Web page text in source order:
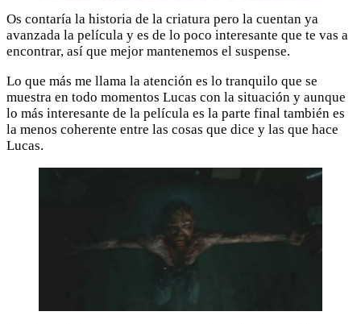
Os contaría la historia de la criatura pero la cuentan ya
avanzada la película y es de lo poco interesante que te vas a
encontrar, así que mejor mantenemos el suspense.
Lo que más me llama la atención es lo tranquilo que se
muestra en todo momentos Lucas con la situación y aunque
lo más interesante de la película es la parte final también es
la menos coherente entre las cosas que dice y las que hace
Lucas.